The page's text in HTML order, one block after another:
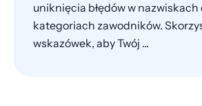
uniknięcia błędów w nazwiskach
kategoriach zawodników.
wskazówek, aby Twój ...